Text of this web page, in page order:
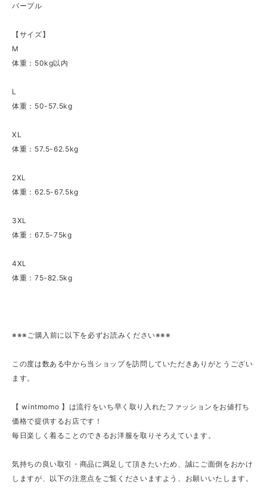
パープル
【サイズ】
M
体重：50kg以内
L
体重：50-57.5kg
XL
体重：57.5-62.5kg
2XL
体重：62.5-67.5kg
3XL
体重：67.5-75kg
4XL
体重：75-82.5kg
※※※ご購入前に以下を必ずお読みください※※※
この度は数ある中から当ショップを訪問していただきありがとうござい
ます。
【 wintmomo 】は流行をいち早く取り入れたファッションをお値打ち
価格で提供するお店です！
毎日楽しく着ることのできるお洋服を取りそろえています。
気持ちの良い取引・商品に満足して頂きたいため、誠にご面倒をおかけ
しますが、以下の注意点をご覧くださいますよう、お願いいたします。